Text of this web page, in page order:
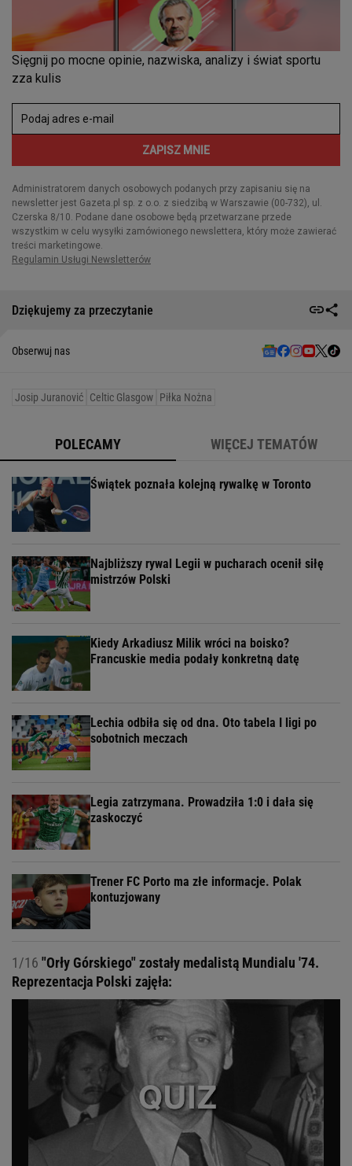
Dziękujemy za przeczytanie
Obserwuj nas
Josip Juranović Celtic Glasgow Piłka Nożna
POLECAMY WIĘCEJ TEMATÓW
Świątek poznała kolejną rywalkę w Toronto
Najbliższy rywal Legii w pucharach ocenił siłę
mistrzów Polski
Kiedy Arkadiusz Milik wróci na boisko?
Francuskie media podały konkretną datę
Lechia odbiła się od dna. Oto tabela I ligi po
sobotnich meczach
Legia zatrzymana. Prowadziła 1:0 i dała się
zaskoczyć
Trener FC Porto ma złe informacje. Polak
kontuzjowany
1/16 "Orły Górskiego" zostały medalistą Mundialu '74.
Reprezentacja Polski zajęła: